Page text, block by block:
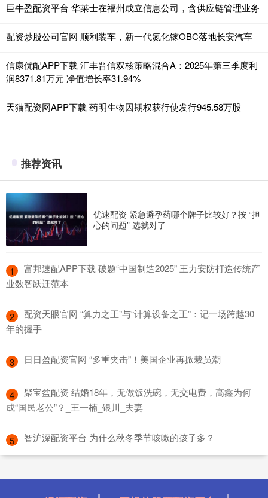
巨牛盈配资平台 华莱士在福州成立信息公司，含供应链管理业务
配资炒股公司官网 顺利装车，新一代氮化镓OBC落地长安汽车
信康优配APP下载 汇丰晋信双核策略混合A：2025年第三季度利
润8371.81万元 净值增长率31.94%
天猫配资网APP下载 药明生物因期权获行使发行945.58万股
推荐资讯
优速配资 紧急避孕药哪个牌子比较好？按 “担
心的问题” 选就对了
1
​富邦速配APP下载 破题“中国制造2025” 王力安防打造传统产
业数智跃迁范本
2
​配资天眼官网 “算力之王”与“计算设备之王”：记一场跨越30
年的握手
3 ​日日盈配资官网 “多重夹击”！美国企业再掀裁员潮
4
​聚宝盆配资 结婚18年，无做饭洗碗，无交电费，高鑫为何
成“国民老公”？_王一楠_银川_夫妻
5 ​智沪深配资平台 为什么秋冬季节咳嗽的孩子多？